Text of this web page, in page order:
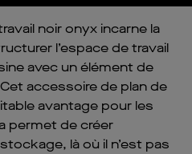
noir onyx incarne la
l’espace de travail
avec un élément de
accessoire de plan de
avantage pour les
permet de créer
là où il n’est pas